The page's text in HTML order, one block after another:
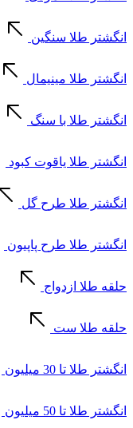
انگشتر طلا سنگین
انگشتر طلا مینیمال
انگشتر طلا با سنگ
انگشتر طلا یاقوت کبود
انگشتر طلا طرح گل
انگشتر طلا طرح پاپیون
حلقه طلا ازدواج
حلقه طلا ست
انگشتر طلا تا 30 میلیون
انگشتر طلا تا 50 میلیون